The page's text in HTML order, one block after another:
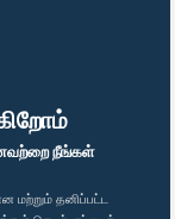
நீங்கள்
மற்றும் தனிப்பட்ட